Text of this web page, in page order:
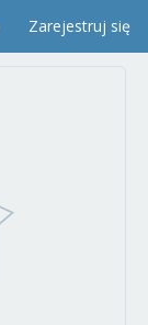
Zarejestruj się